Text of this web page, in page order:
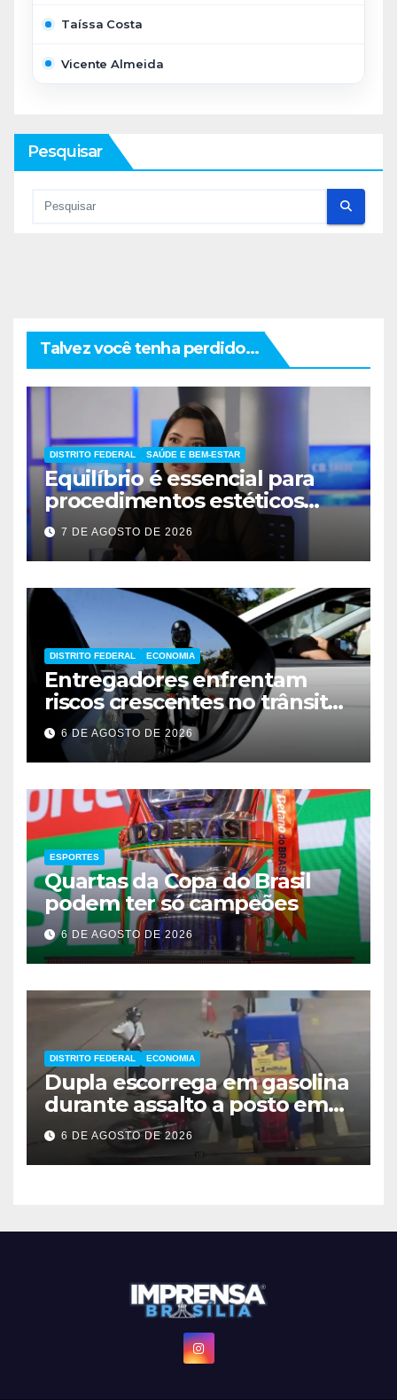
Taíssa Costa
Vicente Almeida
Pesquisar
Talvez você tenha perdido...
DISTRITO FEDERAL SAÚDE E BEM-ESTAR
Equilíbrio é essencial para
procedimentos estéticos
seguros
7 DE AGOSTO DE 2026
DISTRITO FEDERAL ECONOMIA
Entregadores enfrentam
riscos crescentes no trânsito
de Brasília
6 DE AGOSTO DE 2026
ESPORTES
Quartas da Copa do Brasil
podem ter só campeões
6 DE AGOSTO DE 2026
DISTRITO FEDERAL ECONOMIA
Dupla escorrega em gasolina
durante assalto a posto em
Ceilândia
6 DE AGOSTO DE 2026